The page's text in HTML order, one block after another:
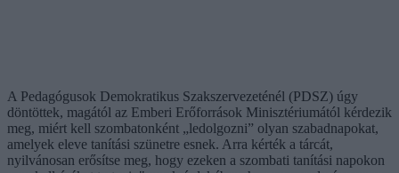
A Pedagógusok Demokratikus Szakszervezeténél (PDSZ) úgy
döntöttek, magától az Emberi Erőforrások Minisztériumától kérdezik
meg, miért kell szombatonként „ledolgozni” olyan szabadnapokat,
amelyek eleve tanítási szünetre esnek. Arra kérték a tárcát,
nyilvánosan erősítse meg, hogy ezeken a szombati tanítási napokon